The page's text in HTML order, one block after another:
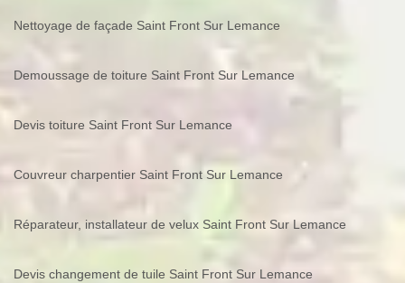
Nettoyage de façade Saint Front Sur Lemance
Demoussage de toiture Saint Front Sur Lemance
Devis toiture Saint Front Sur Lemance
Couvreur charpentier Saint Front Sur Lemance
Réparateur, installateur de velux Saint Front Sur Lemance
Devis changement de tuile Saint Front Sur Lemance